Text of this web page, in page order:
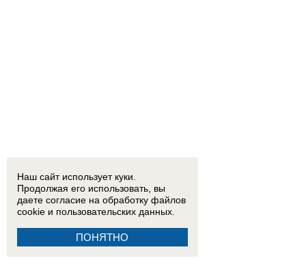
Наш сайт использует куки.
Продолжая его использовать, вы
даете согласие на обработку файлов
cookie и пользовательских данных.
ПОНЯТНО